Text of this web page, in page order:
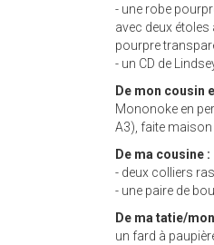
- une robe
avec deux
pourpre
- un CD de
De mon cousin
Mononoke en
A3), faite maison
De ma cousine :
- deux colliers
- une paire de
De ma tatie/
un fard à